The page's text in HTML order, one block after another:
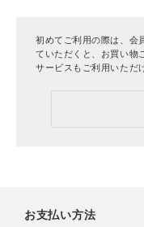
初めてご利用の際は、会
ていただくと、お買い物
サービスもご利用いただ
お支払い方法